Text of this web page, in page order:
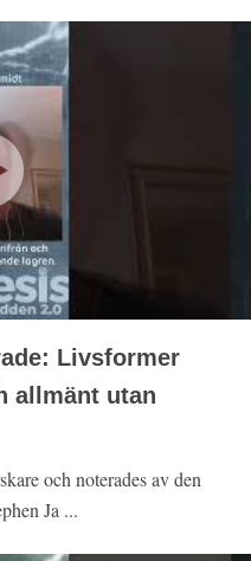
Livsformer
allmänt utan
och noterades av den
Ja ...